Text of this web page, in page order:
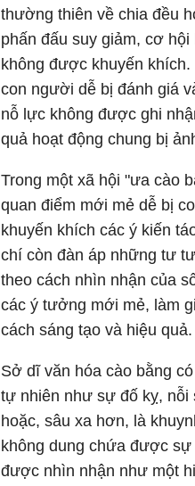
thường thiên về chia đều
phấn đấu suy giảm, cơ
không được khuyến
con người dễ bị đánh giá
nỗ lực không được ghi
quả hoạt động chung bị
Trong một xã hội "ưa cào
quan điểm mới mẻ dễ bị
khuyến khích các ý kiến
chí còn đàn áp những tư
theo cách nhìn nhận của
các ý tưởng mới mẻ, làm
cách sáng tạo và hiệu quả.
Sở dĩ văn hóa cào bằng
tự nhiên như sự đố kỵ, nỗi
hoặc, sâu xa hơn, là
không dung chứa được
được nhìn nhận như một